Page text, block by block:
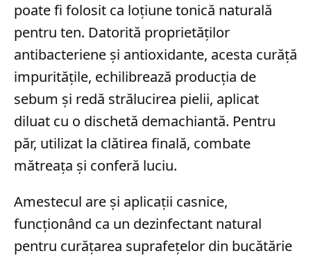
poate fi folosit ca loțiune tonică naturală
pentru ten. Datorită proprietăților
antibacteriene și antioxidante, acesta curăță
impuritățile, echilibrează producția de
sebum și redă strălucirea pielii, aplicat
diluat cu o dischetă demachiantă. Pentru
păr, utilizat la clătirea finală, combate
mătreața și conferă luciu.
Amestecul are și aplicații casnice,
funcționând ca un dezinfectant natural
pentru curățarea suprafețelor din bucătărie